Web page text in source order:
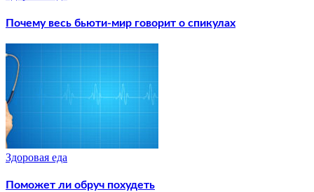
Почему весь бьюти-мир говорит о спикулах
Здоровая еда
Поможет ли обруч похудеть